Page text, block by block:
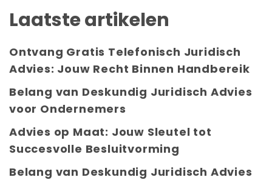
Laatste artikelen
Ontvang Gratis Telefonisch Juridisch
Advies: Jouw Recht Binnen Handbereik
Belang van Deskundig Juridisch Advies
voor Ondernemers
Advies op Maat: Jouw Sleutel tot
Succesvolle Besluitvorming
Belang van Deskundig Juridisch Advies